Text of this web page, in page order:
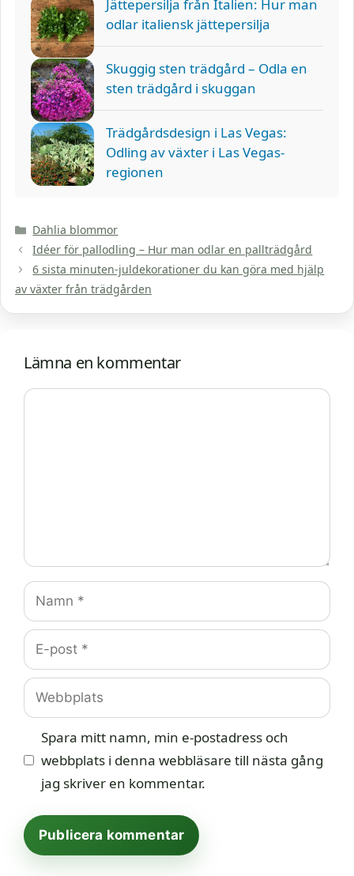
Jättepersilja från Italien: Hur man
odlar italiensk jättepersilja
Skuggig sten trädgård – Odla en
sten trädgård i skuggan
Trädgårdsdesign i Las Vegas:
Odling av växter i Las Vegas-
regionen
Kategorier
Dahlia blommor
Idéer för pallodling – Hur man odlar en pallträdgård
6 sista minuten-juldekorationer du kan göra med hjälp
av växter från trädgården
Lämna en kommentar
Kommentar
Namn
E-
post
Webbplats
Spara mitt namn, min e-postadress och
webbplats i denna webbläsare till nästa gång
jag skriver en kommentar.